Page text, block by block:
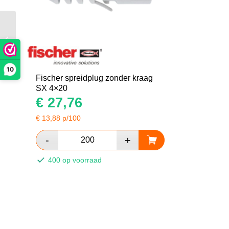
10
Fischer spreidplug zonder kraag
SX 4×20
€ 27,76
€ 13,88 p/100
400 op voorraad
zonder kraag SX 4×20